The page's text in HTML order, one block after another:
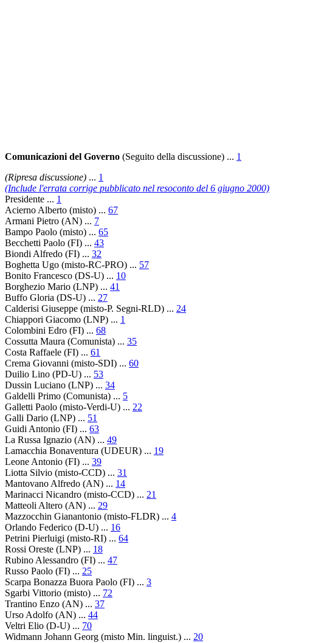
Comunicazioni del Governo (Seguito della discussione) ... 1
(Ripresa discussione) ... 1
(Include l'errata corrige pubblicato nel resoconto del 6 giugno 2000)
Presidente ... 1
Acierno Alberto (misto) ... 67
Armani Pietro (AN) ... 7
Bampo Paolo (misto) ... 65
Becchetti Paolo (FI) ... 43
Biondi Alfredo (FI) ... 32
Boghetta Ugo (misto-RC-PRO) ... 57
Bonito Francesco (DS-U) ... 10
Borghezio Mario (LNP) ... 41
Buffo Gloria (DS-U) ... 27
Calderisi Giuseppe (misto-P. Segni-RLD) ... 24
Chiappori Giacomo (LNP) ... 1
Colombini Edro (FI) ... 68
Cossutta Maura (Comunista) ... 35
Costa Raffaele (FI) ... 61
Crema Giovanni (misto-SDI) ... 60
Duilio Lino (PD-U) ... 53
Dussin Luciano (LNP) ... 34
Galdelli Primo (Comunista) ... 5
Galletti Paolo (misto-Verdi-U) ... 22
Galli Dario (LNP) ... 51
Guidi Antonio (FI) ... 63
La Russa Ignazio (AN) ... 49
Lamacchia Bonaventura (UDEUR) ... 19
Leone Antonio (FI) ... 39
Liotta Silvio (misto-CCD) ... 31
Mantovano Alfredo (AN) ... 14
Marinacci Nicandro (misto-CCD) ... 21
Matteoli Altero (AN) ... 29
Mazzocchin Gianantonio (misto-FLDR) ... 4
Orlando Federico (D-U) ... 16
Petrini Pierluigi (misto-RI) ... 64
Rossi Oreste (LNP) ... 18
Rubino Alessandro (FI) ... 47
Russo Paolo (FI) ... 25
Scarpa Bonazza Buora Paolo (FI) ... 3
Sgarbi Vittorio (misto) ... 72
Trantino Enzo (AN) ... 37
Urso Adolfo (AN) ... 44
Veltri Elio (D-U) ... 70
Widmann Johann Georg (misto Min. linguist.) ... 20